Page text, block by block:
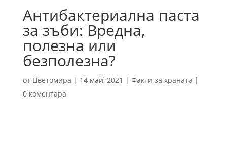
Антибактериална паста
за зъби: Вредна,
полезна или
безполезна?
от Цветомира | 14 май, 2021 | Факти за храната |
0 коментара